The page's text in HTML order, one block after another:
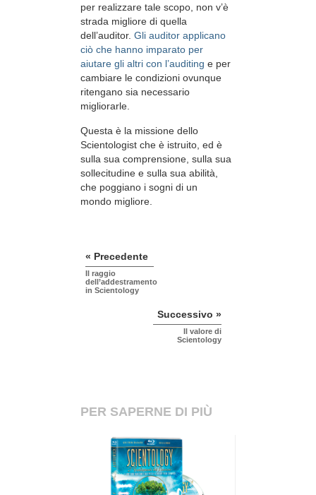
per realizzare tale scopo, non v’è
strada migliore di quella
dell’auditor. Gli auditor applicano
ciò che hanno imparato per
aiutare gli altri con l’auditing e per
cambiare le condizioni ovunque
ritengano sia necessario
migliorarle.
Questa è la missione dello
Scientologist che è istruito, ed è
sulla sua comprensione, sulla sua
sollecitudine e sulla sua abilità,
che poggiano i sogni di un
mondo migliore.
« Precedente
Il raggio
dell’addestramento
in Scientology
Successivo »
Il valore di
Scientology
PER SAPERNE DI PIÙ